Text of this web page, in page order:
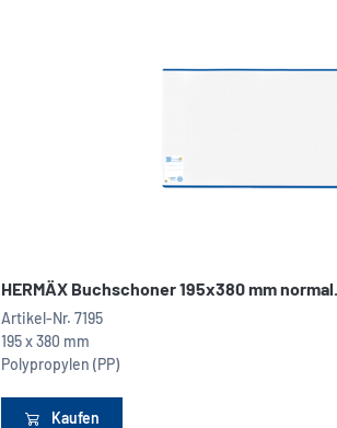
HERMÄX Buchschoner 195x380 mm normal...
Artikel-Nr. 7195
195 x 380 mm
Polypropylen (PP)
Kaufen